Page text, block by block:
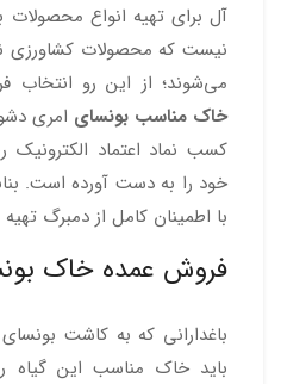
آل برای تهیه انواع محصولات
نیست که محصولات کشاورزی
می‌شوند؛ از این رو انتخاب
خاک مناسب بونسای امری
کسب نماد اعتماد
خود را به دست آورده است.
با اطمینان کامل از دمبرگ تهیه
فروش عمده خاک
باغدارانی که به کاشت
باید خاک مناسب این گیاه